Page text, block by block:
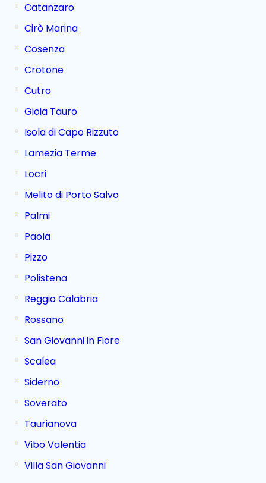
Catanzaro
Cirò Marina
Cosenza
Crotone
Cutro
Gioia Tauro
Isola di Capo Rizzuto
Lamezia Terme
Locri
Melito di Porto Salvo
Palmi
Paola
Pizzo
Polistena
Reggio Calabria
Rossano
San Giovanni in Fiore
Scalea
Siderno
Soverato
Taurianova
Vibo Valentia
Villa San Giovanni